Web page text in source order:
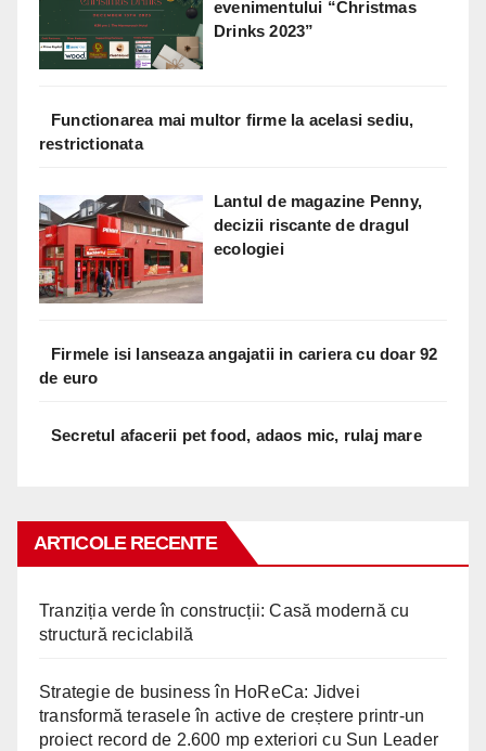
evenimentului “Christmas
Drinks 2023”
Functionarea mai multor firme la acelasi sediu,
restrictionata
Lantul de magazine Penny,
decizii riscante de dragul
ecologiei
Firmele isi lanseaza angajatii in cariera cu doar 92
de euro
Secretul afacerii pet food, adaos mic, rulaj mare
ARTICOLE RECENTE
Tranziția verde în construcții: Casă modernă cu
structură reciclabilă
Strategie de business în HoReCa: Jidvei
transformă terasele în active de creștere printr-un
proiect record de 2.600 mp exteriori cu Sun Leader